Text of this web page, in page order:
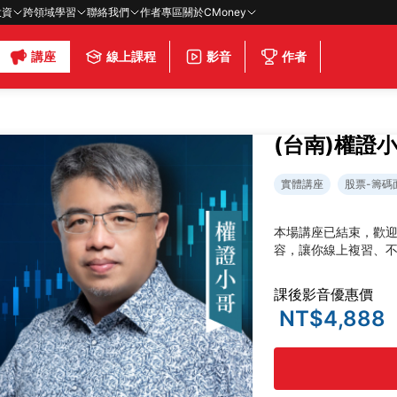
跨領域學習 聯絡我們 作者專區關於CMoney
講座 線上課程 影音 作者
(台南)權證
實體講座 股票-籌碼
本場講座已結束，歡
容，讓你線上複習、
課後影音優惠價
NT$4,888